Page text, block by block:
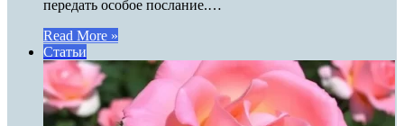
передать особое послание.…
Read More »
Статьи